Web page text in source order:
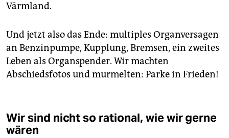
Värmland.
Und jetzt also das Ende: multiples Organversagen
an Benzinpumpe, Kupplung, Bremsen, ein zweites
Leben als Organspender. Wir machten
Abschiedsfotos und murmelten: Parke in Frieden!
Wir sind nicht so rational, wie wir gerne
wären